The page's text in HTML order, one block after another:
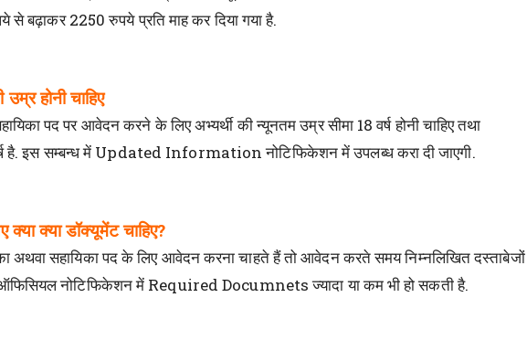
से बढ़ाकर 2250 रुपये प्रति माह कर दिया गया है.
होनी चाहिए
पद पर आवेदन करने के लिए अभ्यर्थी की न्यूनतम उम्र सीमा 18 वर्ष होनी चाहिए तथा
है. इस सम्बन्ध में Updated Information नोटिफिकेशन में उपलब्ध करा दी जाएगी.
क्या डॉक्यूमेंट चाहिए?
अथवा सहायिका पद के लिए आवेदन करना चाहते हैं तो आवेदन करते समय निम्नलिखित दस्ताबेजों
नोटिफिकेशन में Required Documnets ज्यादा या कम भी हो सकती है.